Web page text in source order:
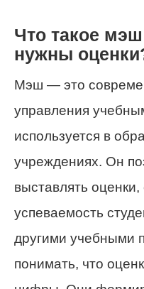
Что такое
нужны
Мэш — это
управления
используется в
учреждениях. Он
выставлять
успеваемость
другими учебными
понимать, что